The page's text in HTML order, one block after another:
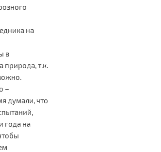
на
в
природа, т.к.
–
думали, что
года на